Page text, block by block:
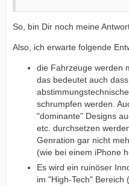
So, bin Dir noch meine
Also, ich erwarte folgende
die Fahrzeuge werden
das bedeutet auch
schrumpfen werden.
"dominante" Designs
etc. durchsetzen
Genration gar nicht
(wie bei einem iPhone
Es wird ein ruinöser
im "High-Tech" Bereich